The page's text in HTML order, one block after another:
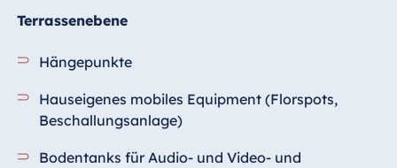
Terrassenebene
Hängepunkte
Hauseigenes mobiles Equipment (Florspots,
Beschallungsanlage)
Bodentanks für Audio- und Video- und